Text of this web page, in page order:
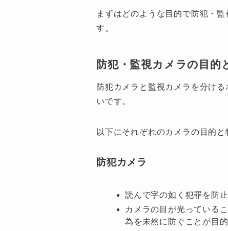
まずはどのような目的で防犯・
す。
防犯・監視カメラの目的
防犯カメラと監視カメラを分け
いです。
以下にそれぞれのカメラの目的と
防犯カメラ
読んで字の如く犯罪を防
カメラの目が光っている
為を未然に防ぐことが目的